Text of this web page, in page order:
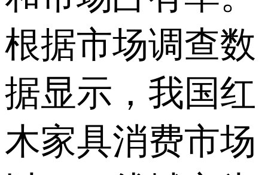
根据市场调查数
据显示，我国红
木家具消费市场